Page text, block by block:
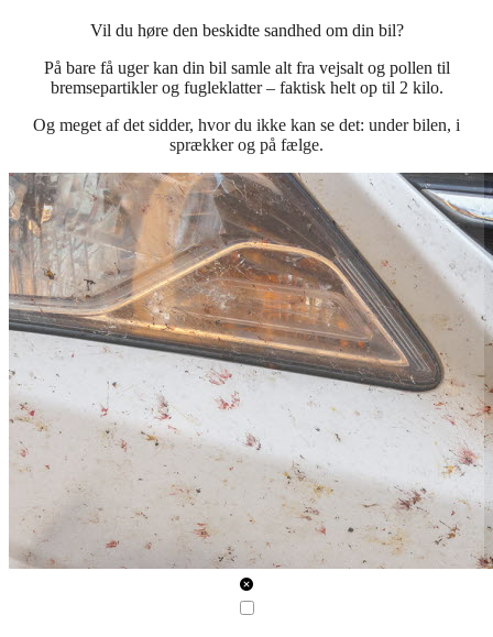
Vil du høre den beskidte sandhed om din bil?
På bare få uger kan din bil samle alt fra vejsalt og pollen til
bremsepartikler og fugleklatter – faktisk helt op til 2 kilo.
Og meget af det sidder, hvor du ikke kan se det: under bilen, i
sprækker og på fælge.